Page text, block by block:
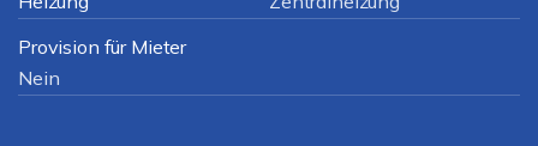
Provision für Mieter
Nein